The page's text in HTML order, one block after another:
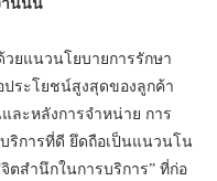
านนั้น
ยแนวนโยบายการรักษา
ระโยชน์สูงสุดของลูกค้า
ละหลังการจำหน่าย การ
ริการที่ดี ยึดถือเป็นแนวนโน
ตสำนึกในการบริการ” ที่ก่อ